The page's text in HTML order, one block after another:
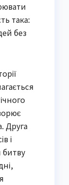
така:
без
Друга
і